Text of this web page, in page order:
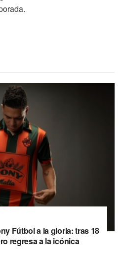
Fútbol a la gloria: tras 18
regresa a la icónica